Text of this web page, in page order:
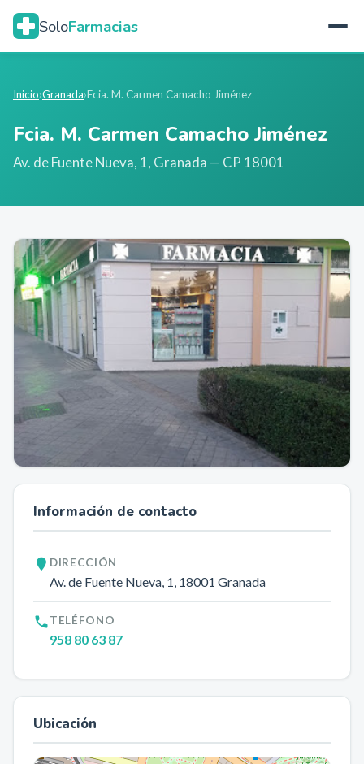
SoloFarmacias
Inicio›Granada›Fcia. M. Carmen Camacho Jiménez
Fcia. M. Carmen Camacho Jiménez
Av. de Fuente Nueva, 1, Granada — CP 18001
Información de contacto
DIRECCIÓN
Av. de Fuente Nueva, 1, 18001 Granada
TELÉFONO
958 80 63 87
Ubicación